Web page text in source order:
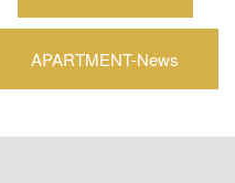
APARTMENT-News